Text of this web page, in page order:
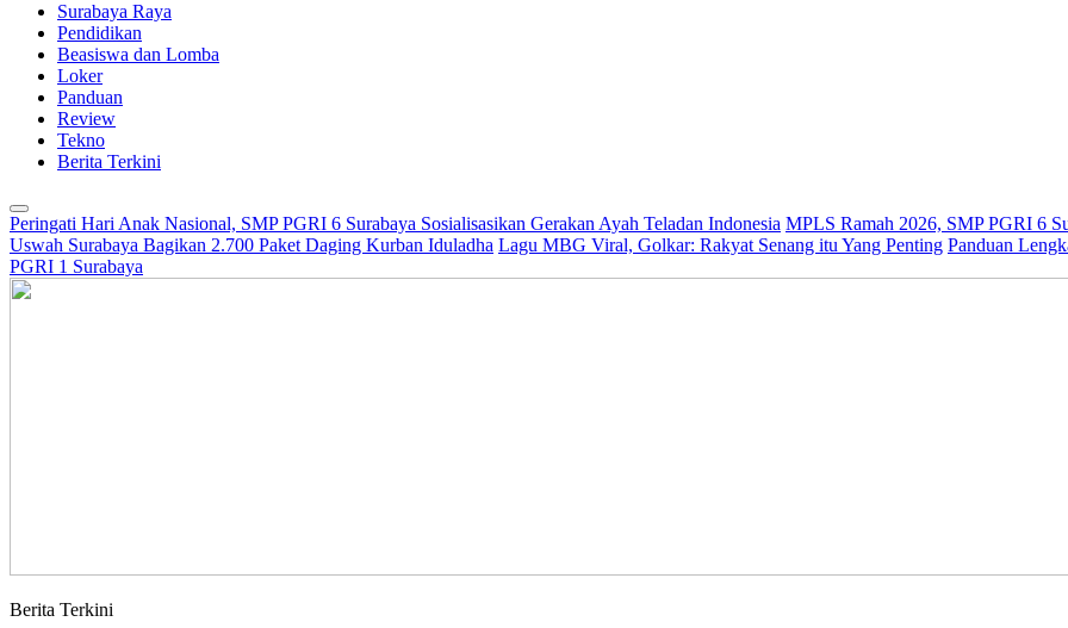
Surabaya Raya
Pendidikan
Beasiswa dan Lomba
Loker
Panduan
Review
Tekno
Berita Terkini
Peringati Hari Anak Nasional, SMP PGRI 6 Surabaya Sosialisasikan Gerakan Ayah Teladan Indonesia MPLS Ramah 2026, SMP PGRI 6
Uswah Surabaya Bagikan 2.700 Paket Daging Kurban Iduladha Lagu MBG Viral, Golkar: Rakyat Senang itu Yang Penting Panduan
PGRI 1 Surabaya
Berita Terkini